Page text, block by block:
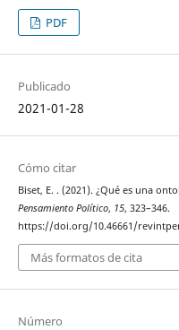
PDF
Publicado
2021-01-28
Cómo citar
Biset, E. . (2021). ¿Qué es una
Pensamiento Político, 15, 323–346.
https://doi.org/10.46661/
Más formatos de cita
Número